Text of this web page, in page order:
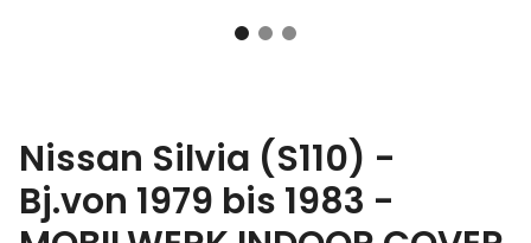
Nissan Silvia (S110) -
Bj.von 1979 bis 1983 -